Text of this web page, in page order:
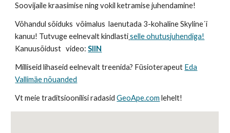
Soovijaile kraasimise ning vokil ketramise juhendamine!
Võhandul sõiduks võimalus laenutada 3-kohaline Skyline´i
kanuu! Tutvuge eelnevalt kindlasti selle ohutusjuhendiga!
Kanuusõidust video:SIIN
Milliseid lihaseid eelnevalt treenida? Füsioterapeut Eda
Vallimäe nõuanded
Vt meie traditsioonilisi radasidGeoApe.com lehelt!